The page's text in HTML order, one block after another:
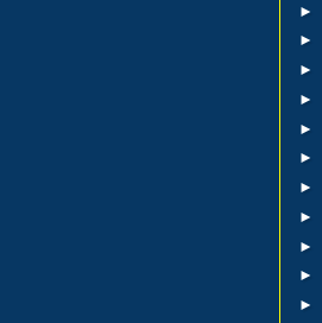
►
►
►
►
►
►
►
►
►
►
►